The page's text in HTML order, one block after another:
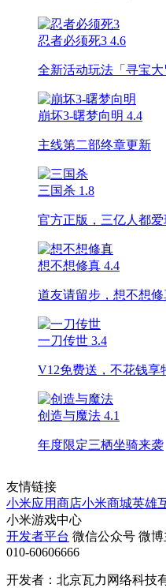
忍者必须死3 4.6
全新活动玩法「寻宝大
崩坏3-曙梦向明 4.4
主线第二部终章更新
三国杀 1.8
官方正版，三亿人都
想不想修真 4.4
道友请留步，想不想修
一刀传世 3.4
V12免费送，不花钱享
创造与魔法 4.1
年度限定三栖坐骑来袭
友情链接
小米应用商店小米商城英雄
小米游戏中心
开发者平台 微信公众号 微
010-60606666
开发者：北京瓦力网络科技